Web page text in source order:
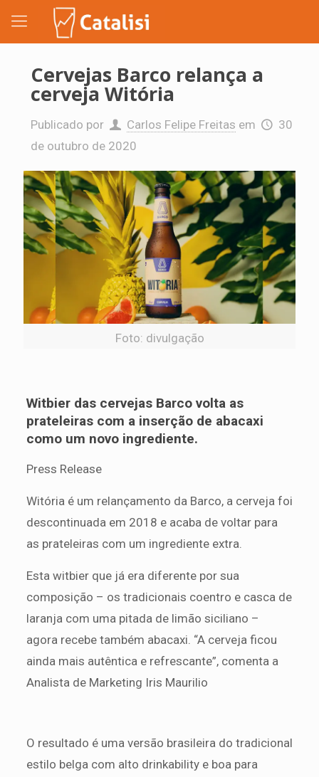
Cervejas Barco relança a
cerveja Witória
Publicado por Carlos Felipe Freitas em
30
de outubro de 2020
Foto: divulgação
Witbier das cervejas Barco volta as
prateleiras com a inserção de abacaxi
como um novo ingrediente.
Press Release
Witória é um relançamento da Barco, a cerveja foi
descontinuada em 2018 e acaba de voltar para
as prateleiras com um ingrediente extra.
Esta witbier que já era diferente por sua
composição – os tradicionais coentro e casca de
laranja com uma pitada de limão siciliano –
agora recebe também abacaxi. “A cerveja ficou
ainda mais autêntica e refrescante”, comenta a
Analista de Marketing Iris Maurilio
O resultado é uma versão brasileira do tradicional
estilo belga com alto drinkability e boa para